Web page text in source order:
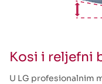
Kosi i reljefni
U LG profesionalnim